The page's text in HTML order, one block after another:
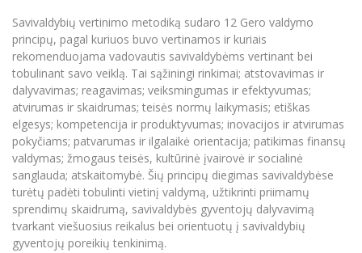
Vilniaus Karaliaus Sedžiongo institutas
Frankofoniškų šalių studijų centras
Frankofoniškų šalių studijų centras
Civilinė sauga
Korupcijos prevencija
Daugiafaktorinė autentifikacija universiteto
darbuotojams (MFA)
Mokslininkų profiliai "CRIS"
Bendruomenės gerovė
Darbuotojų kvalifikacijos kėlimas
MRU norminių teisės aktų duomenų bazė
Intranetas
eDVS
Microsoft Office 365
MRU mobilios programėlės
Pagalbos sistema
Savivaldybių vertinimo metodiką sudaro 12 Gero valdymo
principų, pagal kuriuos buvo vertinamos ir kuriais
rekomenduojama vadovautis savivaldybėms vertinant bei
tobulinant savo veiklą. Tai sąžiningi rinkimai; atstovavimas ir
dalyvavimas; reagavimas; veiksmingumas ir efektyvumas;
atvirumas ir skaidrumas; teisės normų laikymasis; etiškas
elgesys; kompetencija ir produktyvumas; inovacijos ir atvirumas
pokyčiams; patvarumas ir ilgalaikė orientacija; patikimas finansų
valdymas; žmogaus teisės, kultūrinė įvairovė ir socialinė
sanglauda; atskaitomybė. Šių principų diegimas savivaldybėse
turėtų padėti tobulinti vietinį valdymą, užtikrinti priimamų
sprendimų skaidrumą, savivaldybės gyventojų dalyvavimą
tvarkant viešuosius reikalus bei orientuotų į savivaldybių
gyventojų poreikių tenkinimą.